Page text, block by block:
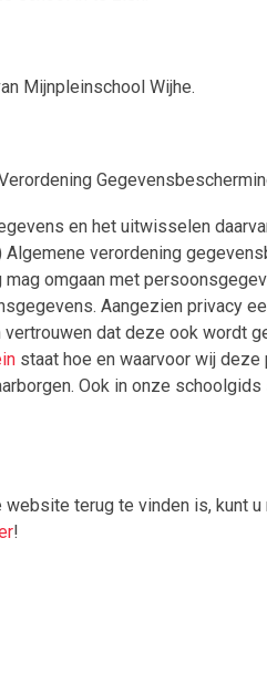
Klachtenregeling,
Mijnpleinschool Wijhe.
en het uitwisselen
verordening
omgaan met
Aangezien privacy
dat deze ook wordt
staat hoe en waarvoor wij
Ook in onze schoolgids
terug te vinden is, kunt
!